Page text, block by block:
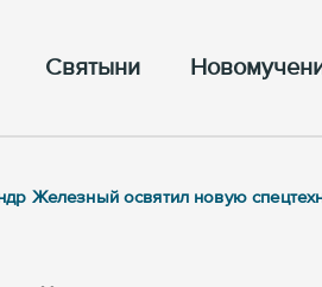
Cвятыни
Железный освятил новую